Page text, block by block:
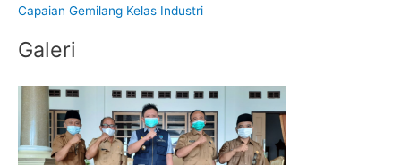
k
Capaian Gemilang Kelas Industri
Galeri